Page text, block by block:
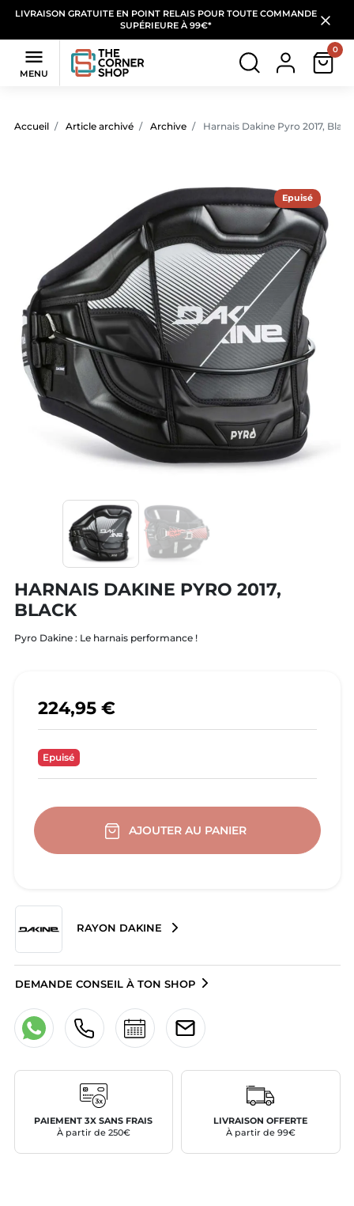
LIVRAISON GRATUITE EN POINT RELAIS POUR TOUTE COMMANDE
SUPÉRIEURE À 99€*

MENU
0
Accueil Article archivé Archive Harnais Dakine Pyro 2017, Black
Epuisé
HARNAIS DAKINE PYRO 2017,
BLACK
Pyro Dakine : Le harnais performance !
224,95 €
Epuisé
AJOUTER AU PANIER
RAYON DAKINE
DEMANDE CONSEIL À TON SHOP
PAIEMENT 3X SANS FRAIS
À partir de 250€
LIVRAISON OFFERTE
À partir de 99€